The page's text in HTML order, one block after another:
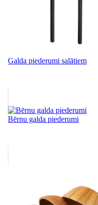
Galda piederumi salātiem
Bērnu galda piederumi